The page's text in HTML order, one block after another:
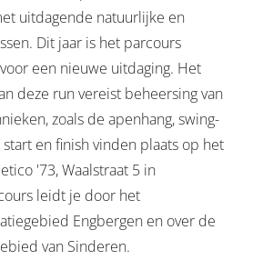
uitdagende natuurlijke en
Dit jaar is het parcours
een nieuwe uitdaging. Het
deze run vereist beheersing van
zoals de apenhang, swing-
en finish vinden plaats op het
'73, Waalstraat 5 in
leidt je door het
Engbergen en over de
van Sinderen.